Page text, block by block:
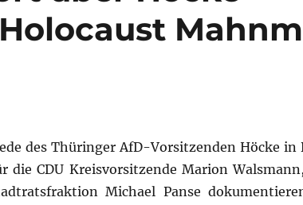
des Thüringer AfD-Vorsitzenden Höcke in
die CDU Kreisvorsitzende Marion
Michael Panse